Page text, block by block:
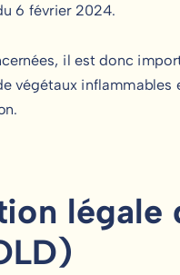
6 février 2024.
il est donc
végétaux inflammables
légale